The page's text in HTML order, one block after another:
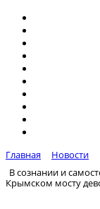
Главная
Новости
В сознании и
Крымском мосту